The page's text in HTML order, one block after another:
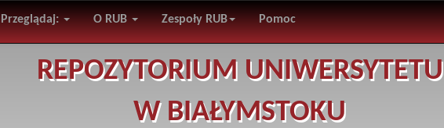
Przeglądaj: O RUB Zespoły RUB Pomoc
REPOZYTORIUM UNIWERSYTETU
W BIAŁYMSTOKU